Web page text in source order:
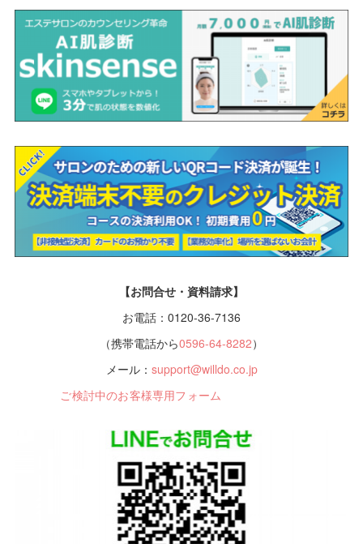
【お問合せ・資料請求】
お電話：0120-36-7136
（携帯電話から0596-64-8282）
メール： support@willdo.co.jp
ご検討中のお客様専用フォーム